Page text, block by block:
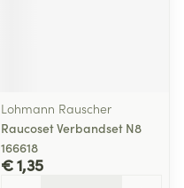
Lohmann Rauscher
Raucoset Verbandset N8
166618
€ 1,35